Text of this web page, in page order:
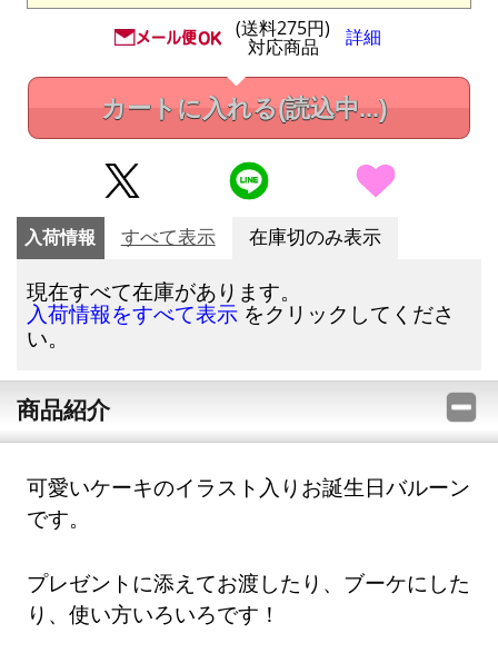
(送料275円)
対応商品 詳細
カートに入れる(読込中...)
入荷情報 すべて表示 在庫切のみ表示
現在すべて在庫があります。
入荷情報をすべて表示 をクリックしてくださ
い。
商品紹介
可愛いケーキのイラスト入りお誕生日バルーン
です。
プレゼントに添えてお渡したり、ブーケにした
り、使い方いろいろです！